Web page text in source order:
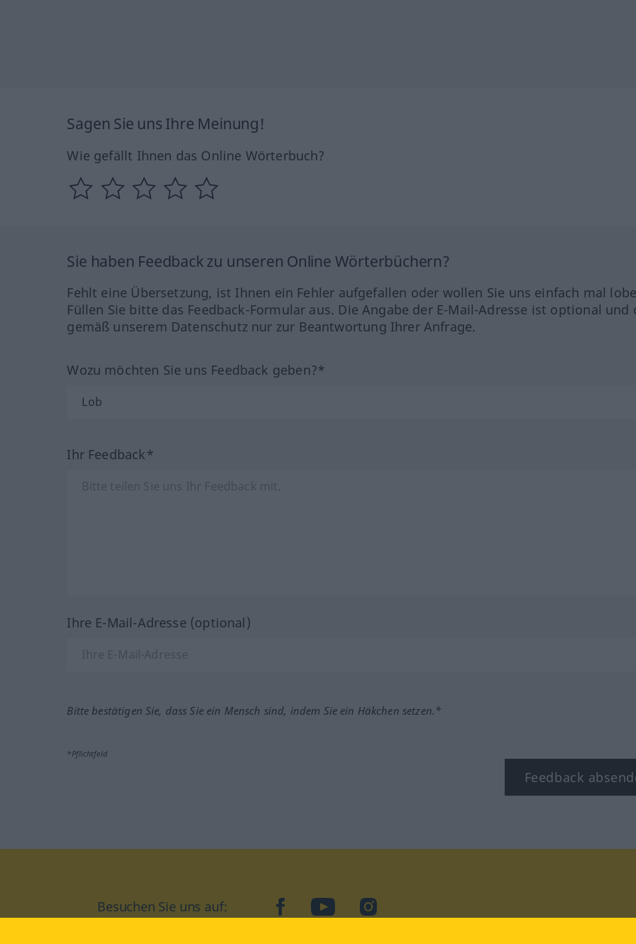
Sagen Sie uns Ihre Meinung!
Wie gefällt Ihnen das Online Wörterbuch?
Sie haben Feedback zu unseren Online Wörterbüchern?
Fehlt eine Übersetzung, ist Ihnen ein Fehler aufgefallen oder wollen Sie uns einfach mal
Füllen Sie bitte das Feedback-Formular aus. Die Angabe der E-Mail-Adresse ist optional und
gemäß unserem Datenschutz nur zur Beantwortung Ihrer Anfrage.
Wozu möchten Sie uns Feedback geben?*
Ihr Feedback*
Ihre E-Mail-Adresse (optional)
Bitte bestätigen Sie, dass Sie ein Mensch sind, indem Sie ein Häkchen setzen.*
*Pflichtfeld
Feedback
Besuchen Sie uns auf: facebookYouTubeInstagram